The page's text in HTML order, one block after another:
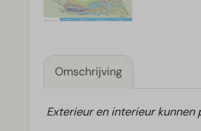
Omschrijving
Exterieur en interieur